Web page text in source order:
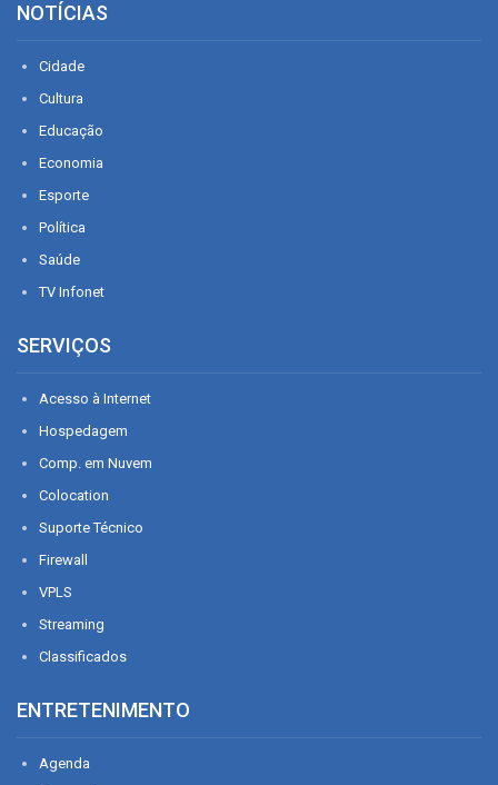
NOTÍCIAS
Cidade
Cultura
Educação
Economia
Esporte
Política
Saúde
TV Infonet
SERVIÇOS
Acesso à Internet
Hospedagem
Comp. em Nuvem
Colocation
Suporte Técnico
Firewall
VPLS
Streaming
Classificados
ENTRETENIMENTO
Agenda